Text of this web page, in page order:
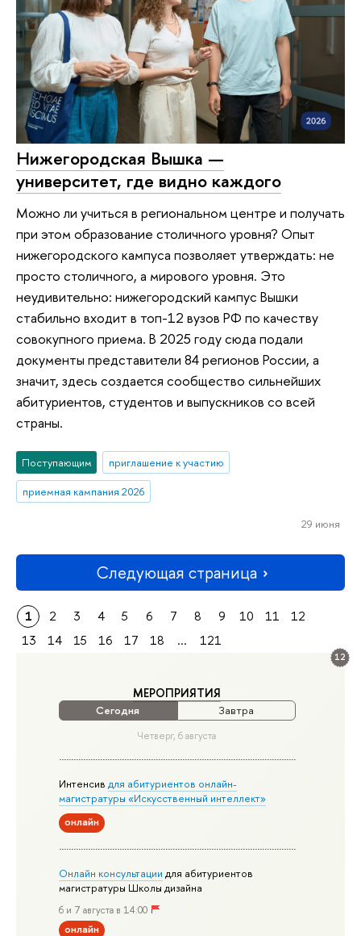
12
МЕРОПРИЯТИЯ
Сегодня Завтра
Четверг, 6 августа
Интенсивдля абитуриентов онлайн-
магистратуры «Искусственный интеллект»
онлайн
Онлайн консультации для абитуриентов
магистратуры Школы дизайна
6 и 7 августа в 14:00
онлайн
Нижегородская Вышка —
университет, где видно каждого
Можно ли учиться в региональном центре и получать
при этом образование столичного уровня? Опыт
нижегородского кампуса позволяет утверждать: не
просто столичного, а мирового уровня. Это
неудивительно: нижегородский кампус Вышки
стабильно входит в топ-12 вузов РФ по качеству
совокупного приема. В 2025 году сюда подали
документы представители 84 регионов России, а
значит, здесь создается сообщество сильнейших
абитуриентов, студентов и выпускников со всей
страны.
Поступающим
приглашение к участию
приемная кампания 2026
29 июня
Следующая страница
1 2 3 4 5 6 7 8 9 10 11
12
13
14 15 16 17 18 ... 121